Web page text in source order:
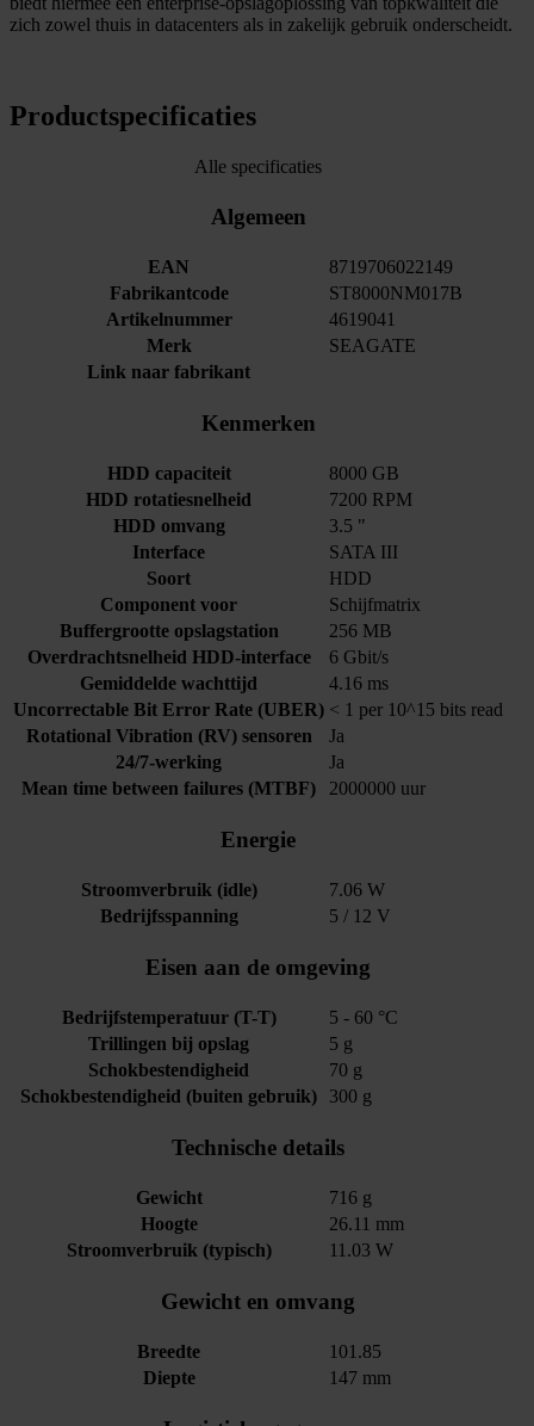
zich zowel thuis in datacenters als in zakelijk gebruik onderscheidt.
Productspecificaties
Alle specificaties
Algemeen
EAN
8719706022149
Fabrikantcode
ST8000NM017B
Artikelnummer
4619041
Merk
SEAGATE
Link naar fabrikant
Kenmerken
HDD capaciteit
8000 GB
HDD rotatiesnelheid
7200 RPM
HDD omvang
3.5 "
Interface
SATA III
Soort
HDD
Component voor
Schijfmatrix
Buffergrootte opslagstation
256 MB
Overdrachtsnelheid HDD-interface
6 Gbit/s
Gemiddelde wachttijd
4.16 ms
Uncorrectable Bit Error Rate (UBER) < 1 per 10^15 bits read
Rotational Vibration (RV) sensoren
Ja
24/7-werking
Ja
Mean time between failures (MTBF)
2000000 uur
Energie
Stroomverbruik (idle)
7.06 W
Bedrijfsspanning
5 / 12 V
Eisen aan de omgeving
Bedrijfstemperatuur (T-T)
5 - 60 °C
Trillingen bij opslag
5 g
Schokbestendigheid
70 g
Schokbestendigheid (buiten gebruik)
300 g
Technische details
Gewicht
716 g
Hoogte
26.11 mm
Stroomverbruik (typisch)
11.03 W
Gewicht en omvang
Breedte
101.85
Diepte
147 mm